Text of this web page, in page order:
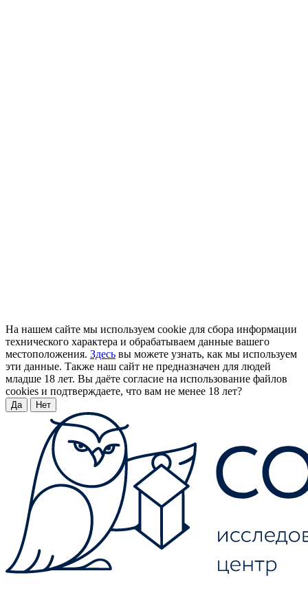
На нашем сайте мы используем cookie для сбора информации
технического характера и обрабатываем данные вашего
местоположения. Здесь вы можете узнать, как мы используем
эти данные. Также наш сайт не предназначен для людей
младше 18 лет. Вы даёте согласие на использование файлов
cookies и подтверждаете, что вам не менее 18 лет?
Да Нет